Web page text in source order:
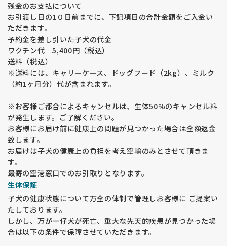
残金のお支払について
お引渡し日の1０日前までに、下記項目の合計金額をご入金い
ただきます。
予約金を差し引いた子犬の代金
ワクチン代 5,400円（税込）
送料（税込）
※送料には、キャリーケース、ドッグフード（2kg）、ミルク
（約1ヶ月分）代が含まれます。
※お客様ご都合によるキャンセルは、生体50%のキャンセル料
が発生します。ご了解ください。
お客様にお届け前に健康上の問題が見つかった場合は全額返金
致します。
お届けは子犬の健康上の負担を考え空輸のみとさせて頂きま
す。
最寄の空港窓口でのお引取りとなります。
生体保証
子犬の健康状態について万全の体制で管理しお客様に ご提案い
たしております。
しかし、万が一仔犬が死亡、重大な先天的疾患が見つかった場
合は以下の条件で保障させていただきます。